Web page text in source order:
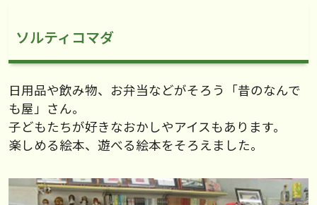
ソルティコマダ
日用品や飲み物、お弁当などがそろう「昔のなんで
も屋」さん。
子どもたちが好きなおかしやアイスもあります。
楽しめる絵本、遊べる絵本をそろえました。